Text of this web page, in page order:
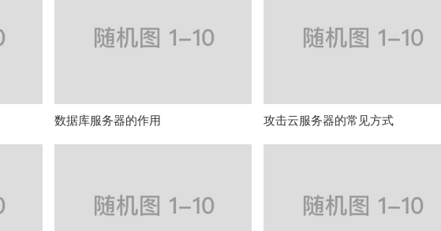
数据库服务器的作用 攻击云服务器的常见方式